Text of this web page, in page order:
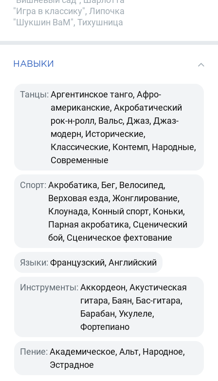
"Игра в классику", Липочка
"Шукшин ВаМ", Тихушница
НАВЫКИ
Танцы: Аргентинское танго, Афро-
американские, Акробатический
рок-н-ролл, Вальс, Джаз, Джаз-
модерн, Исторические,
Классические, Контемп, Народные,
Современные
Спорт: Акробатика, Бег, Велосипед,
Верховая езда, Жонглирование,
Клоунада, Конный спорт, Коньки,
Парная акробатика, Сценический
бой, Сценическое фехтование
Языки: Французский, Английский
Инструменты: Аккордеон, Акустическая
гитара, Баян, Бас-гитара,
Барабан, Укулеле,
Фортепиано
Пение: Академическое, Альт, Народное,
Эстрадное